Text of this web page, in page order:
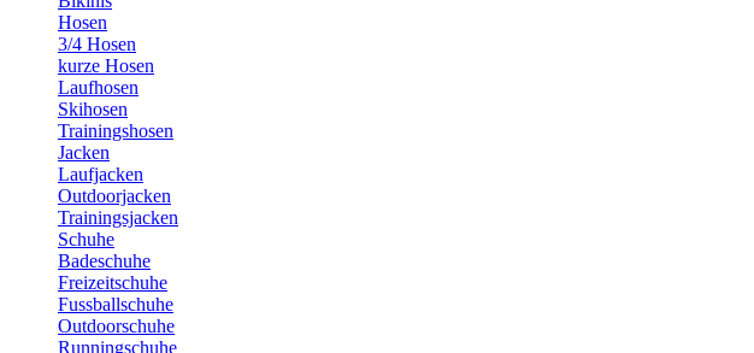
Hosen
3/4 Hosen
kurze Hosen
Laufhosen
Skihosen
Trainingshosen
Jacken
Laufjacken
Outdoorjacken
Trainingsjacken
Schuhe
Badeschuhe
Freizeitschuhe
Fussballschuhe
Outdoorschuhe
Runningschuhe